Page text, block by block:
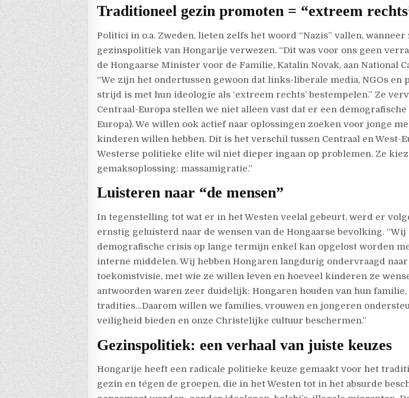
Traditioneel gezin promoten = “extreem
Politici in o.a. Zweden, lieten zelfs het woord “Nazis” vallen, wanneer
gezinspolitiek van Hongarije verwezen. “Dit was voor ons geen
de Hongaarse Minister voor de Familie, Katalin Novak, aan National
“We zijn het ondertussen gewoon dat links-liberale media, NGOs en
strijd is met hun ideologie als ‘extreem rechts’ bestempelen.” Ze
Centraal-Europa stellen we niet alleen vast dat er een
Europa). We willen ook actief naar oplossingen zoeken voor jonge
kinderen willen hebben. Dit is het verschil tussen Centraal en West-
Westerse politieke elite wil niet dieper ingaan op problemen. Ze
gemaksoplossing: massamigratie.”
Luisteren naar “de mensen”
In tegenstelling tot wat er in het Westen veelal gebeurt, werd er
ernstig geluisterd naar de wensen van de Hongaarse bevolking. “Wij
demografische crisis op lange termijn enkel kan opgelost worden
interne middelen. Wij hebben Hongaren langdurig ondervraagd
toekomstvisie, met wie ze willen leven en hoeveel kinderen ze
antwoorden waren zeer duidelijk: Hongaren houden van hun
tradities…Daarom willen we families, vrouwen en jongeren
veiligheid bieden en onze Christelijke cultuur beschermen.”
Gezinspolitiek: een verhaal van juiste keuzes
Hongarije heeft een radicale politieke keuze gemaakt voor het
gezin en tégen de groepen, die in het Westen tot in het absurde